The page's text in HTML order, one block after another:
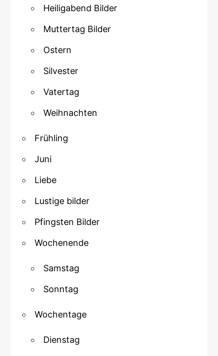
Heiligabend Bilder
Muttertag Bilder
Ostern
Silvester
Vatertag
Weihnachten
Frühling
Juni
Liebe
Lustige bilder
Pfingsten Bilder
Wochenende
Samstag
Sonntag
Wochentage
Dienstag